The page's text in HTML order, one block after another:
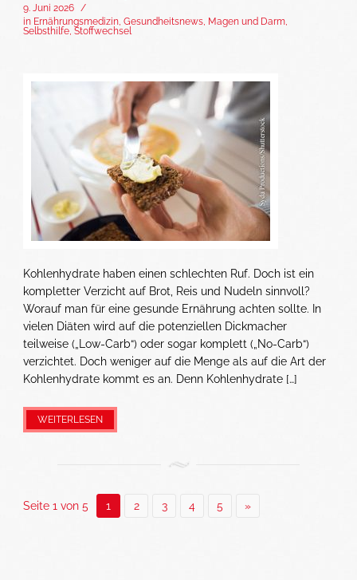
9. Juni 2026 /
in Ernährungsmedizin, Gesundheitsnews, Magen und Darm,
Selbsthilfe, Stoffwechsel
Kohlenhydrate haben einen schlechten Ruf. Doch ist ein
kompletter Verzicht auf Brot, Reis und Nudeln sinnvoll?
Worauf man für eine gesunde Ernährung achten sollte. In
vielen Diäten wird auf die potenziellen Dickmacher
teilweise („Low-Carb“) oder sogar komplett („No-Carb“)
verzichtet. Doch weniger auf die Menge als auf die Art der
Kohlenhydrate kommt es an. Denn Kohlenhydrate […]
WEITERLESEN
Seite 1 von 5 1 2 3 4 5 »